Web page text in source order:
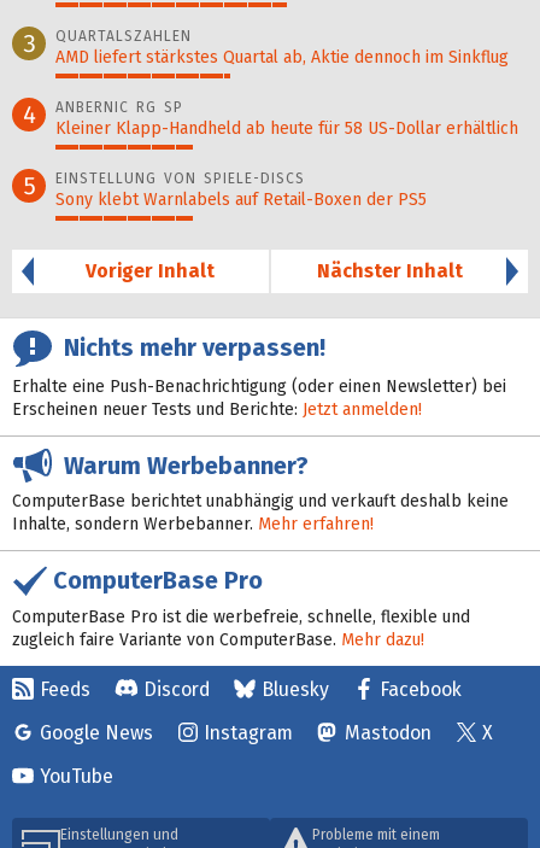
49%
3 QUARTALSZAHLEN
AMD liefert stärkstes Quartal ab, Aktie dennoch im Sinkflug
37%
4 ANBERNIC RG SP
Kleiner Klapp-Hand­held ab heute für 58 US-Dollar er­hält­lich
29%
5 EINSTELLUNG VON SPIELE-DISCS
Sony klebt Warnlabels auf Retail-Boxen der PS5
29%
Voriger Inhalt
Nächster Inhalt
Nichts mehr verpassen!
Erhalte eine Push-Benachrichtigung (oder einen Newsletter) bei
Erscheinen neuer Tests und Berichte: Jetzt anmelden!
Warum Werbebanner?
ComputerBase berichtet unabhängig und verkauft deshalb keine
Inhalte, sondern Werbebanner. Mehr erfahren!
ComputerBase Pro
ComputerBase Pro ist die werbefreie, schnelle, flexible und
zugleich faire Variante von ComputerBase. Mehr dazu!
Feeds Discord Bluesky
Facebook
Google News
Instagram Mastodon
X
YouTube
Einstellungen und
Probleme mit einem